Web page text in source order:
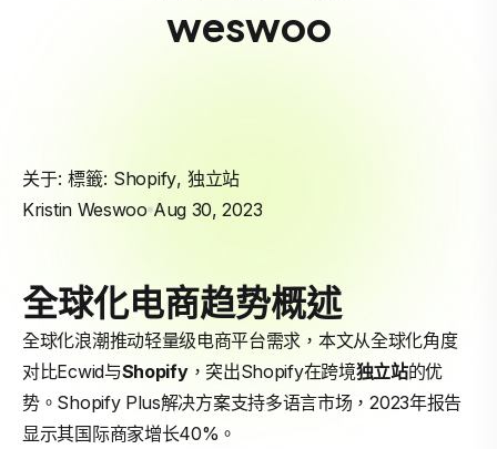
weswoo
关于: 標籤: Shopify, 独立站
Kristin Weswoo Aug 30, 2023
全球化电商趋势概述
全球化浪潮推动轻量级电商平台需求，本文从全球化角度
对比Ecwid与Shopify，突出Shopify在跨境独立站的优
势。Shopify Plus解决方案支持多语言市场，2023年报告
显示其国际商家增长40%。